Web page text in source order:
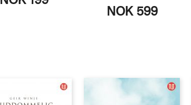
NOK 599